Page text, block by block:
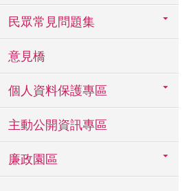
民眾常見問題集
意見橋
個人資料保護專區
主動公開資訊專區
廉政園區